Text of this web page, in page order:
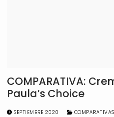
COMPARATIVA:
Paula’s Choice
SEPTIEMBRE 2020 COMPARATIVAS